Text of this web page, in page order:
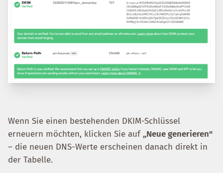
Wenn Sie einen bestehenden DKIM-Schlüssel
erneuern möchten, klicken Sie auf„Neue generieren"
– die neuen DNS-Werte erscheinen danach direkt in
der Tabelle.